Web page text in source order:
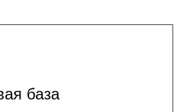
база